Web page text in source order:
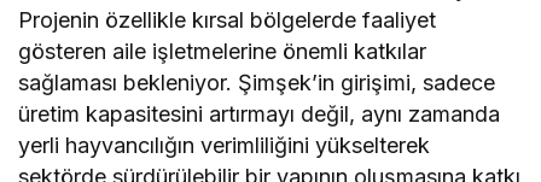
Projenin özellikle kırsal bölgelerde faaliyet
gösteren aile işletmelerine önemli katkılar
sağlaması bekleniyor. Şimşek’in girişimi, sadece
üretim kapasitesini artırmayı değil, aynı zamanda
yerli hayvancılığın verimliliğini yükselterek
sektörde sürdürülebilir bir yapının oluşmasına katkı